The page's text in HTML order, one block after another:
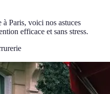
Paris, voici nos astuces
efficace et sans stress.